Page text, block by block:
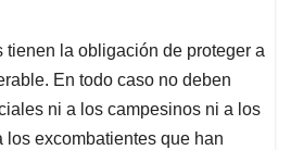
tienen la obligación de proteger a
En todo caso no deben
ni a los campesinos ni a los
los excombatientes que han